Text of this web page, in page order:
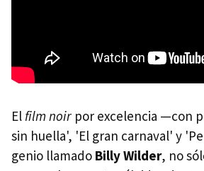
El film noir por excelencia —con
sin huella', 'El gran carnaval' y
genio llamado Billy Wilder, no